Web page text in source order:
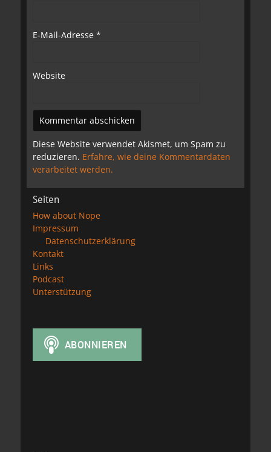
E-Mail-Adresse *
Website
Diese Website verwendet Akismet, um Spam zu
reduzieren. Erfahre, wie deine Kommentardaten
verarbeitet werden.
Seiten
How about Nope
Impressum
Datenschutzerklärung
Kontakt
Links
Podcast
Unterstützung